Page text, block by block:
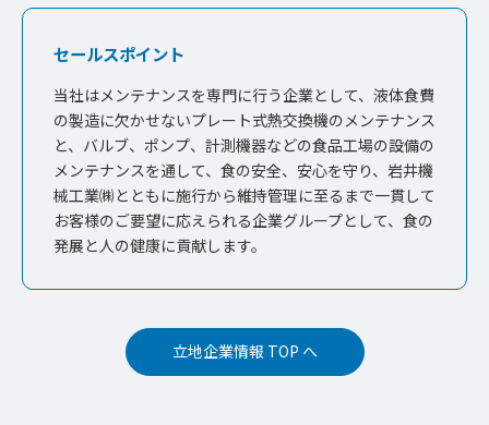
セールスポイント
当社はメンテナンスを専門に行う企業として、液体食費
の製造に欠かせないプレート式熱交換機のメンテナンス
と、バルブ、ポンプ、計測機器などの食品工場の設備の
メンテナンスを通して、食の安全、安心を守り、岩井機
械工業㈱とともに施行から維持管理に至るまで一貫して
お客様のご要望に応えられる企業グループとして、食の
発展と人の健康に貢献します。
立地企業情報 TOP へ